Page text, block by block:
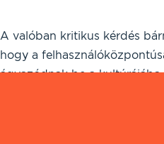
A valóban kritikus kérdés
hogy a
ágyazódnak be a kultúrájába